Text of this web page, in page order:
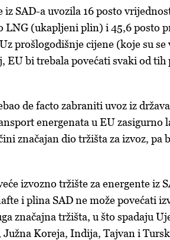
iz SAD-a uvozila 16 posto
LNG (ukapljeni plin) i 45,6 posto
prošlogodišnje cijene (koje su se
EU bi trebala povećati svaki od tih
de facto zabraniti uvoz iz
energenata u EU zasigurno
značajan dio tržišta za izvoz, pa
izvozno tržište za energente iz
i plina SAD ne može povećati
značajna tržišta, u što spadaju
Koreja, Indija, Tajvan i